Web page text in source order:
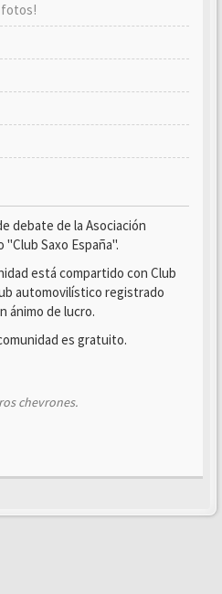
fotos!
debate de la Asociación
"Club Saxo España".
está compartido con Club
automovilístico registrado
ánimo de lucro.
es gratuito.
chevrones.